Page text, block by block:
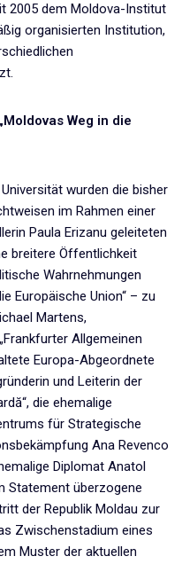
2005 dem Moldova-Institut
organisierten Institution,
Weg in die
wurden die bisher
im Rahmen einer
Paula Erizanu geleiteten
breitere Öffentlichkeit
Wahrnehmungen
Europäische Union“ – zu
Martens,
Allgemeinen
Europa-Abgeordnete
und Leiterin der
die ehemalige
für Strategische
Ana Revenco
Diplomat Anatol
Statement überzogene
der Republik Moldau zur
Zwischenstadium eines
Muster der aktuellen